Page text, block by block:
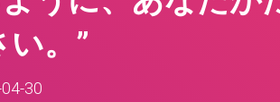
。”
30